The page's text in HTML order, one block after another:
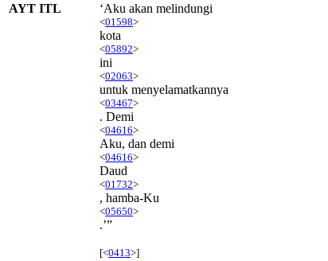
AYT ITL
‘Aku akan melindungi
<01598>
kota
<05892>
ini
<02063>
untuk menyelamatkannya
<03467>
. Demi
<04616>
Aku, dan demi
<04616>
Daud
<01732>
, hamba-Ku
<05650>
.’”
[<0413>]